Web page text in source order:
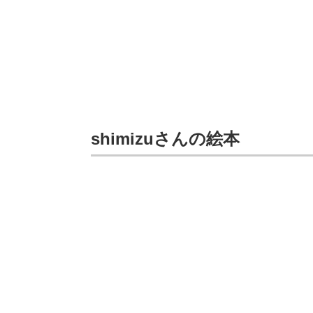
shimizuさんの絵本